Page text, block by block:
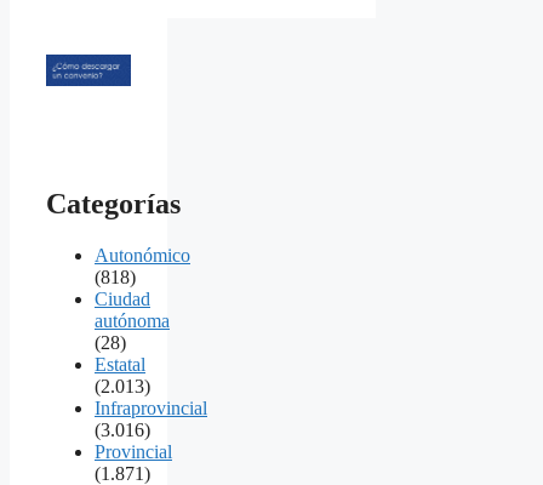
Categorías
Autonómico
(818)
Ciudad
autónoma
(28)
Estatal
(2.013)
Infraprovincial
(3.016)
Provincial
(1.871)